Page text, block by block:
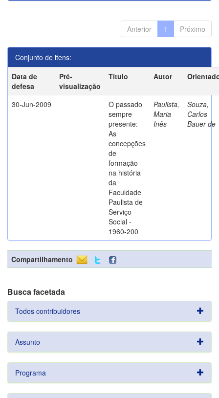
Anterior 1 Próximo
Conjunto de itens:
Data de
defesa
Pré-
visualização
Título Autor
30-Jun-2009
O passado
sempre
presente:
As
concepções
de
formação
na história
da
Faculdade
Paulista de
Serviço
Social -
1960-200
Paulista,
Maria
Inês
Souza,
Carlos
Bauer de
Compartilhamento
Busca facetada
Todos contribuidores
Assunto
Programa